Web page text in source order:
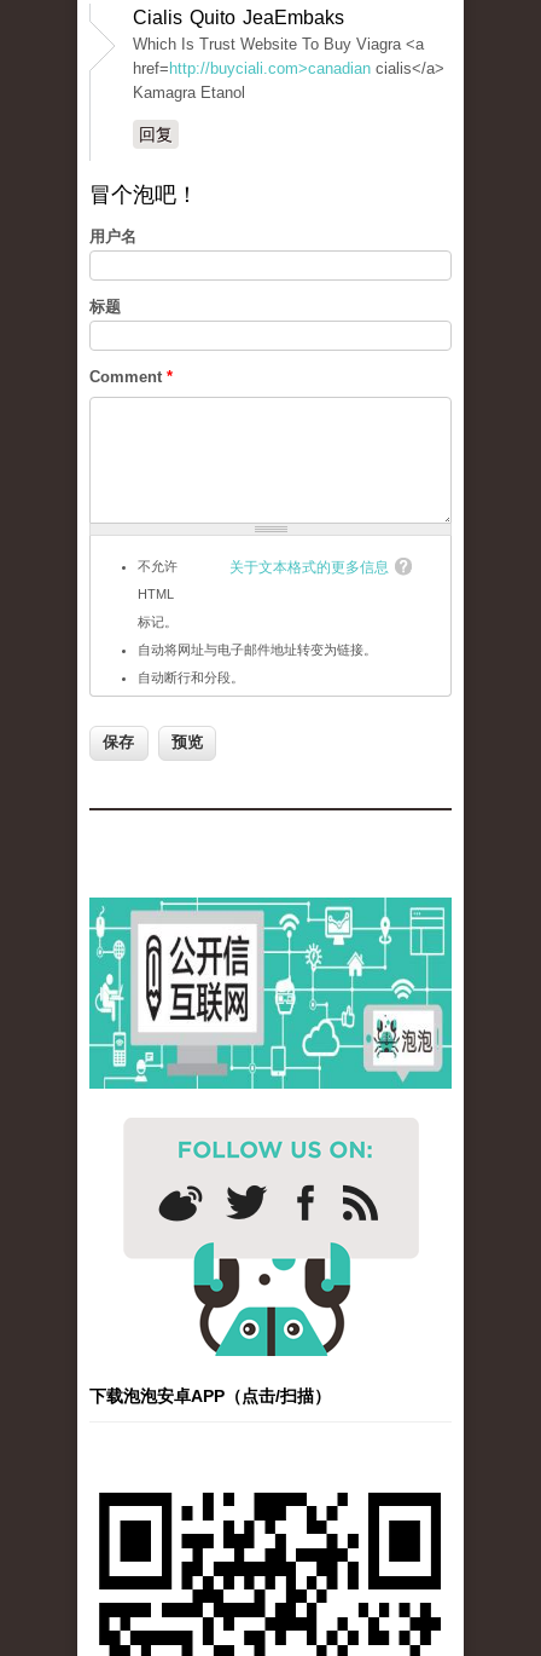
Cialis Quito JeaEmbaks
Which Is Trust Website To Buy Viagra <a
href= http://buyciali.com>canadian cialis</a>
Kamagra Etanol
回复
冒个泡吧！
用户名
标题
Comment *
关于文本格式的更多信息
不允许
HTML
标记。
自动将网址与电子邮件地址转变为链接。
自动断行和分段。
下载泡泡安卓APP（点击/扫描）